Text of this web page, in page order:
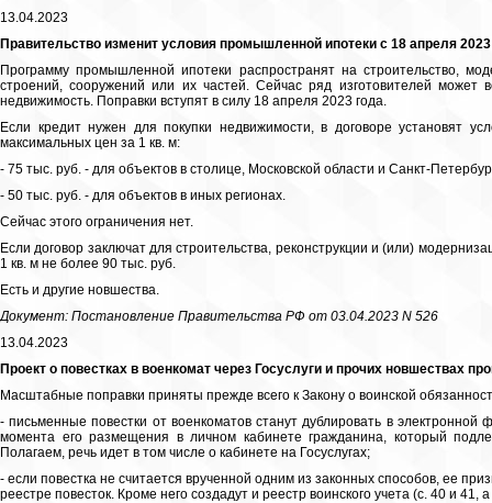
13.04.2023
Правительство изменит условия промышленной ипотеки с 18 апреля 2023
Программу промышленной ипотеки распространят на строительство,
строений, сооружений или их частей. Сейчас ряд изготовителей может
недвижимость. Поправки вступят в силу 18 апреля 2023 года.
Если кредит нужен для покупки недвижимости, в договоре установят
максимальных цен за 1 кв. м:
- 75 тыс. руб. - для объектов в столице, Московской области и Санкт-
- 50 тыс. руб. - для объектов в иных регионах.
Сейчас этого ограничения нет.
Если договор заключат для строительства, реконструкции и (или)
1 кв. м не более 90 тыс. руб.
Есть и другие новшества.
Документ: Постановление Правительства РФ от 03.04.2023 N 526
13.04.2023
Проект о повестках в военкомат через Госуслуги и прочих новшествах
Масштабные поправки приняты прежде всего к Закону о воинской
- письменные повестки от военкоматов станут дублировать в
момента его размещения в личном кабинете гражданина, который
Полагаем, речь идет в том числе о кабинете на Госуслугах;
- если повестка не считается врученной одним из законных способов, ее
реестре повесток. Кроме него создадут и реестр воинского учета (с. 40 и 41,